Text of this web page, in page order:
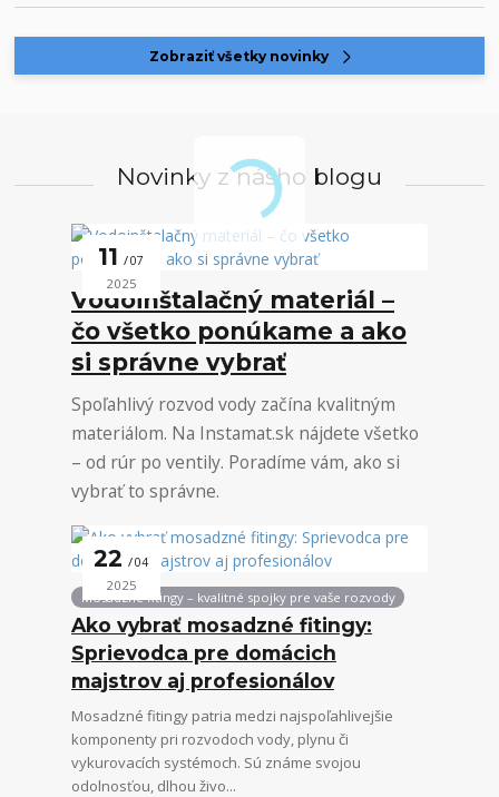
Zobraziť všetky novinky
Novinky z nášho blogu
11 07
2025
Vodoinštalačný materiál –
čo všetko ponúkame a ako
si správne vybrať
Spoľahlivý rozvod vody začína kvalitným
materiálom. Na Instamat.sk nájdete všetko
– od rúr po ventily. Poradíme vám, ako si
vybrať to správne.
22 04
2025
Mosadzné fitingy – kvalitné spojky pre vaše rozvody
Ako vybrať mosadzné fitingy:
Sprievodca pre domácich
majstrov aj profesionálov
Mosadzné fitingy patria medzi najspoľahlivejšie
komponenty pri rozvodoch vody, plynu či
vykurovacích systémoch. Sú známe svojou
odolnosťou, dlhou živo...